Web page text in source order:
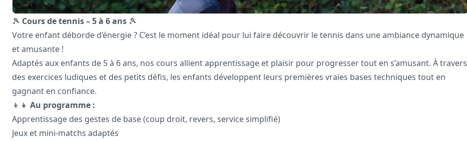
🎾 Cours de tennis – 5 à 6 ans 🎾
Votre enfant déborde d’énergie ? C’est le moment idéal pour lui faire découvrir le tennis dans une ambiance dynamique
et amusante !
Adaptés aux enfants de 5 à 6 ans, nos cours allient apprentissage et plaisir pour progresser tout en s’amusant. À travers
des exercices ludiques et des petits défis, les enfants développent leurs premières vraies bases techniques tout en
gagnant en confiance.
👦👧 Au programme :
Apprentissage des gestes de base (coup droit, revers, service simplifié)
Jeux et mini-matchs adaptés